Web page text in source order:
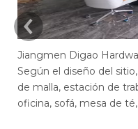
Según el diseño del
de malla, estación de
oficina, sofá, mesa de